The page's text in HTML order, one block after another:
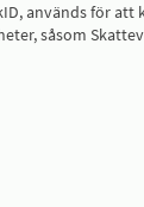
används för
såsom